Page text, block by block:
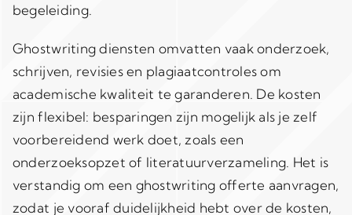
begeleiding.
Ghostwriting diensten omvatten vaak onderzoek,
schrijven, revisies en plagiaatcontroles om
academische kwaliteit te garanderen. De kosten
zijn flexibel: besparingen zijn mogelijk als je zelf
voorbereidend werk doet, zoals een
onderzoeksopzet of literatuurverzameling. Het is
verstandig om een ghostwriting offerte aanvragen,
zodat je vooraf duidelijkheid hebt over de kosten,